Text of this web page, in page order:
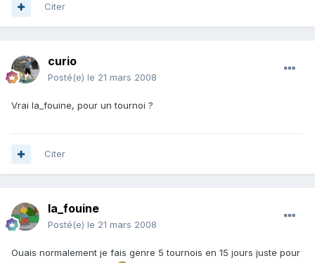
Citer
curio
Posté(e) le 21 mars 2008
Vrai la_fouine, pour un tournoi ?
Citer
la_fouine
Posté(e) le 21 mars 2008
Ouais normalement je fais genre 5 tournois en 15 jours juste pour